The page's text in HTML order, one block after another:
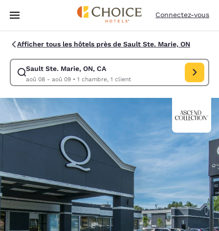
Passer à Contenu Principal
Connectez-vous
Afficher tous les hôtels près de Sault Ste. Marie, ON
Sault Ste. Marie, ON, CA
aoû 08 - aoû 09• 1 chambre, 1 client
Modifiez la recherche pour Sault Ste. Marie, ON, CA. Date d’arrivée